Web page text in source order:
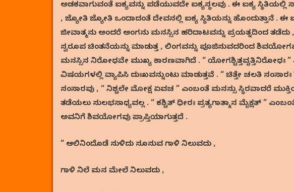
ಅಡಕವಾಗುವಂತೆ ಐಕ್ಯವನ್ನು ಪಡೆಯುವದೇ ಐಕ್ಯಸ್ಥಲವು . ಈ ಐಕ್ಯ
, ಜ್ಯೋತಿ ಜ್ಯೋತಿ ಒಂದಾದಂತೆ ದೇವನಲ್ಲಿ ಐಕ್ಯ ಸ್ಥಿತಿಯನ್ನು ಹೊಂದುತ್ತಾನೆ . ಈ
ಜೀವಾತ್ಮನು ಅಂದರೆ ಅಂಗನು ಮನಸ್ಸಿನ ಹರಿದಾಟವನ್ನು ಪ್ರಯತ್ನದಿಂದ ತಡೆದು
ಸ್ವರೂಪ ಚಿಂತನೆಯನ್ನು ಮಾಡುತ್ತ , ಲಿಂಗವನ್ನು ಪೂಜಿಸುವದರಿಂದ
ಮನಸ್ಸಿನ ನಿರೋಧವೇ ಮುಖ್ಯ ಕಾರಣವಾಗಿದೆ . “ ಯೋಗಶ್ಚಿತ್ತವೃತ್ತಿನಿರೋಧಃ ”
ವಿಷಯಗಳಲ್ಲಿ ವ್ಯಾಪಿಸಿ ದುಃಖವನ್ನುಂಟು ಮಾಡುತ್ತವೆ . “ ಚಿತ್ತೇ ಚಲತಿ
ಸಂಸಾರವು , “ ನಿಶ್ಚಲೇ ಮೋಕ್ಷ ಏವಚ ” ಎಂಬಂತೆ ಮನಸ್ಸು ಸ್ಥಿರವಾದರೆ
ತಡೆಯಲು ಸುಲಭಸಾಧ್ಯವಲ್ಲ . “ ಕಶ್ಚಿತ್ ಧೀರಃ ಪ್ರತ್ಯಗಾತ್ಮಾನ ಮೈಕ್ಷತ್ ”
ಅವನಿಗೆ ಶಿವಯೋಗವು ಪ್ರಾಪ್ತಿಯಾಗುತ್ತದೆ .
“ ಆಲಿನಿಂದೊಡೆ ಸುಳಿದು ಸೂಸುವ ಗಾಳಿ ನಿಲುವದು ,
ಗಾಳಿ ನಿಲೆ ಮನ ಮೇಲೆ ನಿಲುವದು ,